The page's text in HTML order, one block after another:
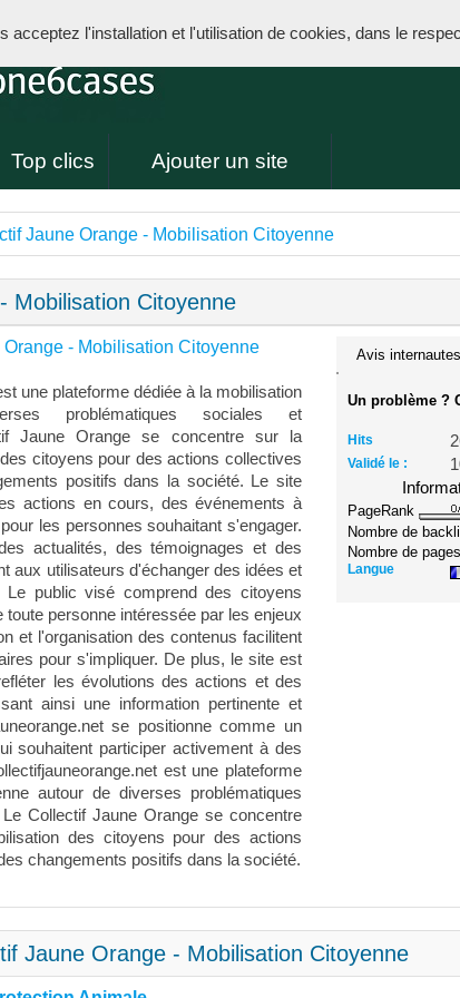
Top clics Ajouter un site
Jaune Orange - Mobilisation Citoyenne
Mobilisation Citoyenne
- Mobilisation Citoyenne
une plateforme dédiée à la mobilisation
problématiques sociales et
Jaune Orange se concentre sur la
citoyens pour des actions collectives
positifs dans la société. Le site
actions en cours, des événements à
les personnes souhaitant s'engager.
actualités, des témoignages et des
aux utilisateurs d'échanger des idées et
Le public visé comprend des citoyens
personne intéressée par les enjeux
et l'organisation des contenus facilitent
pour s'impliquer. De plus, le site est
les évolutions des actions et des
ainsi une information pertinente et
se positionne comme un
souhaitent participer activement à des
est une plateforme
autour de diverses problématiques
Collectif Jaune Orange se concentre
des citoyens pour des actions
changements positifs dans la société.
Avis
Un problème ?
Hits
Validé le :
PageRank
Nombre de
Nombre de
Langue
Jaune Orange - Mobilisation Citoyenne
acceptez l'installation et l'utilisation de cookies, dans le